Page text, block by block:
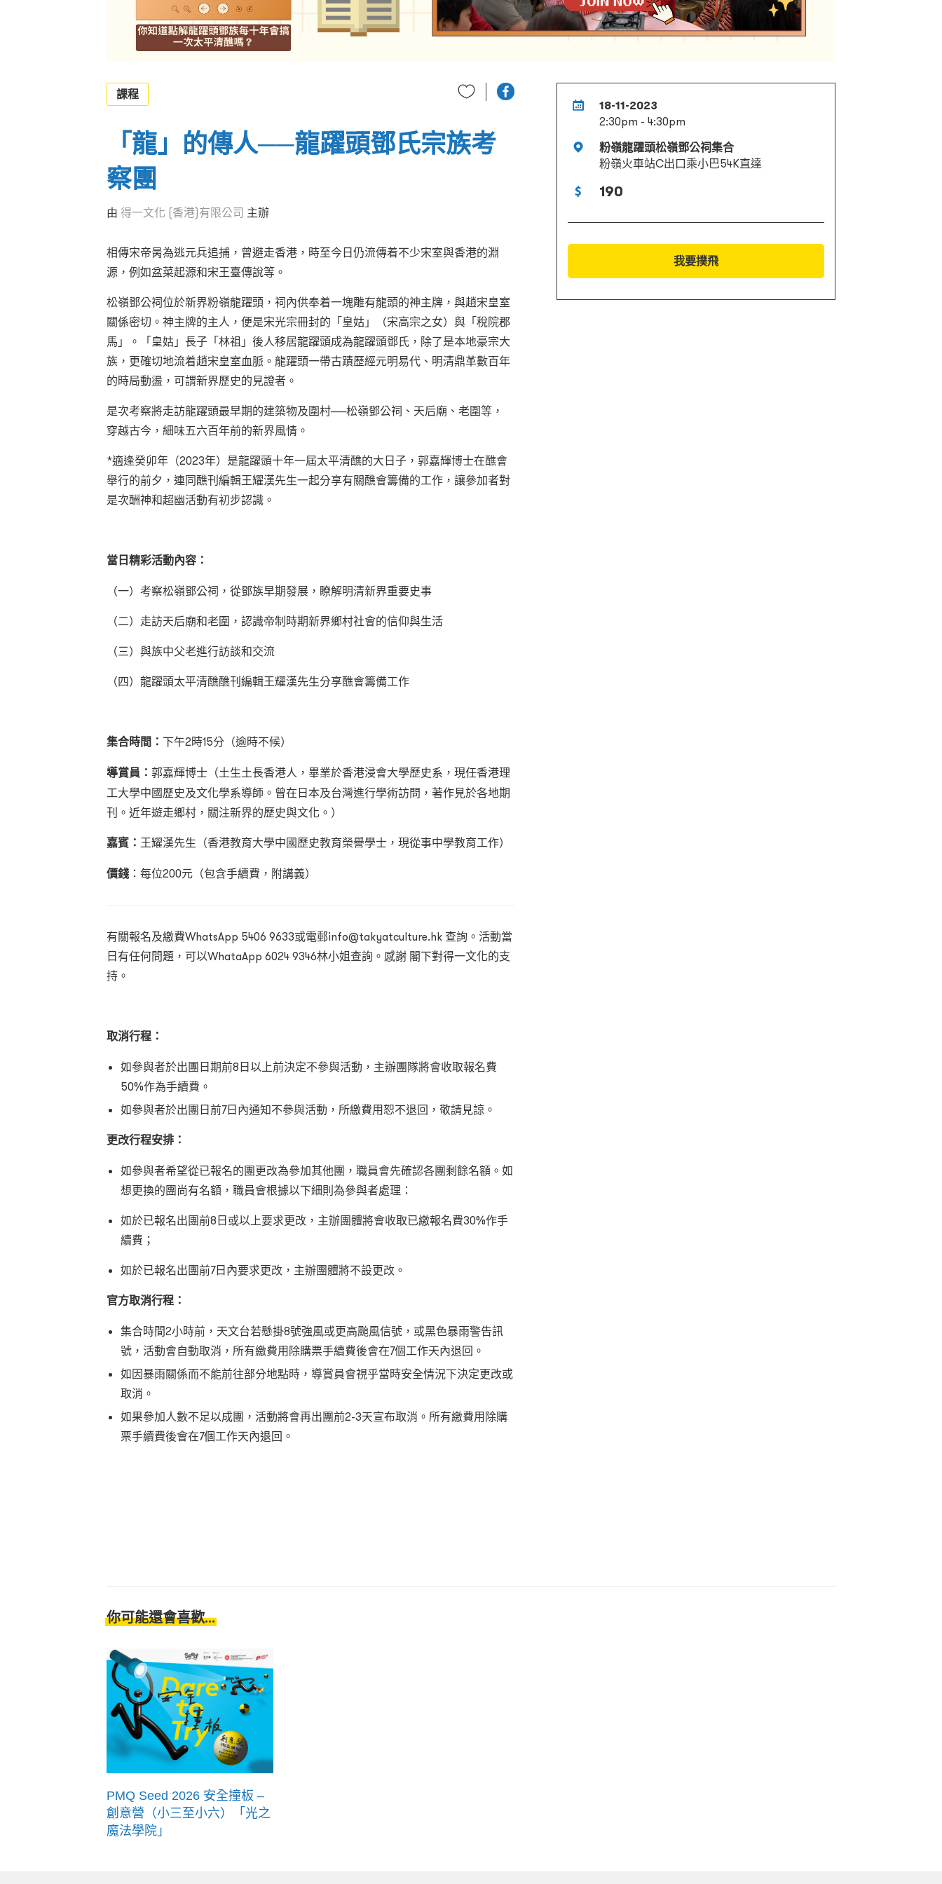
18-11-2023
2:30pm - 4:30pm
粉嶺龍躍頭松嶺鄧公祠集合
粉嶺火車站C出口乘小巴54K直達
190
我要撲飛
課程
「龍」的傳人──龍躍頭鄧氏宗族考
察團
由 得一文化 (香港)有限公司 主辦
相傳宋帝昺為逃元兵追捕，曾避走香港，時至今日仍流傳着不少宋室與香港的淵
源，例如盆菜起源和宋王臺傳說等。
松嶺鄧公祠位於新界粉嶺龍躍頭，祠內供奉着一塊雕有龍頭的神主牌，與趙宋皇室
關係密切。神主牌的主人，便是宋光宗冊封的「皇姑」（宋高宗之女）與「稅院郡
馬」。「皇姑」長子「林祖」後人移居龍躍頭成為龍躍頭鄧氏，除了是本地豪宗大
族，更確切地流着趙宋皇室血脈。龍躍頭一帶古蹟歷經元明易代、明清鼎革數百年
的時局動盪，可謂新界歷史的見證者。
是次考察將走訪龍躍頭最早期的建築物及圍村──松嶺鄧公祠、天后廟、老圍等，
穿越古今，細味五六百年前的新界風情。
*適逢癸卯年（2023年）是龍躍頭十年一屆太平清醮的大日子，郭嘉輝博士在醮會
舉行的前夕，連同醮刊編輯王耀漢先生一起分享有關醮會籌備的工作，讓參加者對
是次酬神和超幽活動有初步認識。
當日精彩活動內容：
（一）考察松嶺鄧公祠，從鄧族早期發展，瞭解明清新界重要史事
（二）走訪天后廟和老圍，認識帝制時期新界鄉村社會的信仰與生活
（三）與族中父老進行訪談和交流
（四）龍躍頭太平清醮醮刊編輯王耀漢先生分享醮會籌備工作
集合時間： 下午2時15分（逾時不候）
導賞員： 郭嘉輝博士（土生土長香港人，畢業於香港浸會大學歷史系，現任香港理
工大學中國歷史及文化學系導師。曾在日本及台灣進行學術訪問，著作見於各地期
刊。近年遊走鄉村，關注新界的歷史與文化。）
嘉賓： 王耀漢先生（香港教育大學中國歷史教育榮譽學士，現從事中學教育工作）
價錢 ：每位200元（包含手續費，附講義）
有關報名及繳費WhatsApp 5406 9633或電郵info@takyatculture.hk 查詢。活動當
日有任何問題，可以WhataApp 6024 9346林小姐查詢。 感謝 閣下對得一文化的支
持。
取消行程：
如參與者於出團日期前8日以上前決定不參與活動，主辦團隊將會收取報名費
50%作為手續費。
如參與者於出團日前7日內通知不參與活動，所繳費用恕不退回，敬請見諒。
更改行程安排：
如參與者希望從已報名的團更改為參加其他團，職員會先確認各團剩餘名額。如
想更換的團尚有名額，職員會根據以下細則為參與者處理：
如於已報名出團前8日或以上要求更改，主辦團體將會收取已繳報名費30%作手
續費；
如於已報名出團前7日內要求更改，主辦團體將不設更改。
官方取消行程：
集合時間2小時前，天文台若懸掛8號強風或更高颱風信號，或黑色暴雨警告訊
號，活動會自動取消，所有繳費用除購票手續費後會在7個工作天內退回。
如因暴雨關係而不能前往部分地點時，導賞員會視乎當時安全情況下決定更改或
取消。
如果參加人數不足以成團，活動將會再出團前2-3天宣布取消。所有繳費用除購
票手續費後會在7個工作天內退回。
你可能還會喜歡...
PMQ Seed 2026 安全撞板 –
創意營（小三至小六）「光之
魔法學院」